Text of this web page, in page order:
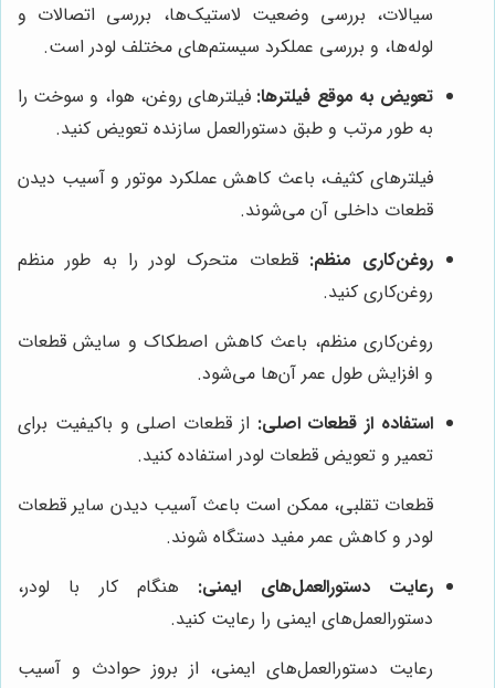
سیالات، بررسی وضعیت لاستیک‌ها، بررسی اتصالات و
لوله‌ها، و بررسی عملکرد سیستم‌های مختلف لودر است.
تعویض به موقع فیلترها: فیلترهای روغن، هوا، و سوخت را
به طور مرتب و طبق دستورالعمل سازنده تعویض کنید.
فیلترهای کثیف، باعث کاهش عملکرد موتور و آسیب دیدن
قطعات داخلی آن می‌شوند.
روغن‌کاری منظم: قطعات متحرک لودر را به طور منظم
روغن‌کاری کنید.
روغن‌کاری منظم، باعث کاهش اصطکاک و سایش قطعات
و افزایش طول عمر آن‌ها می‌شود.
استفاده از قطعات اصلی: از قطعات اصلی و باکیفیت برای
تعمیر و تعویض قطعات لودر استفاده کنید.
قطعات تقلبی، ممکن است باعث آسیب دیدن سایر قطعات
لودر و کاهش عمر مفید دستگاه شوند.
رعایت دستورالعمل‌های ایمنی: هنگام کار با لودر،
دستورالعمل‌های ایمنی را رعایت کنید.
رعایت دستورالعمل‌های ایمنی، از بروز حوادث و آسیب